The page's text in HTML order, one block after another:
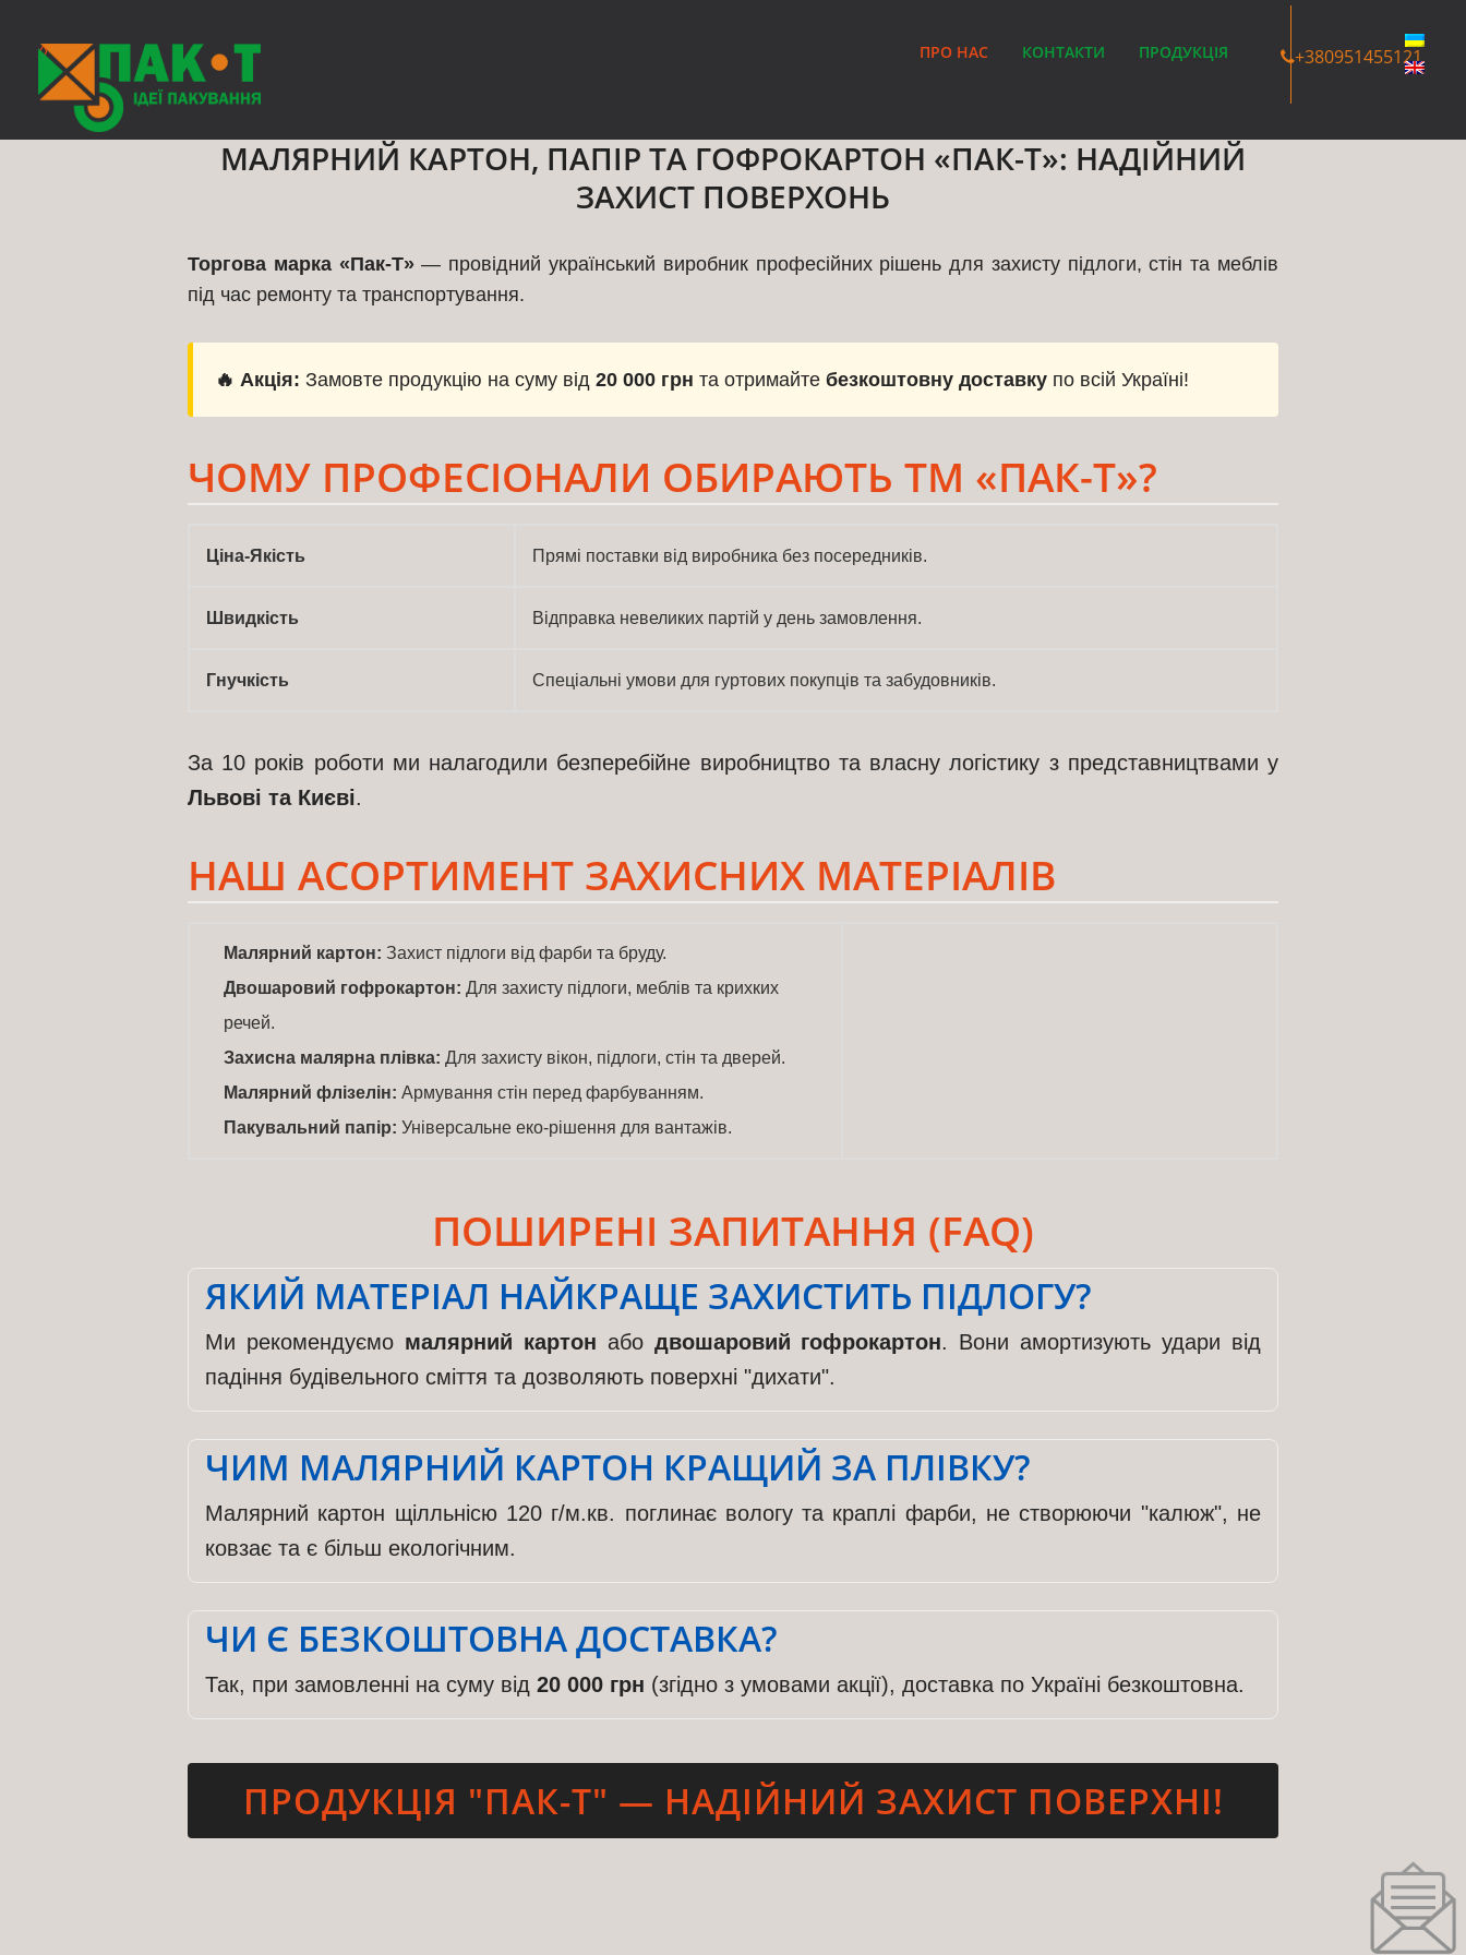
◊ ПРО НАС КОНТАКТИ ПРОДУКЦІЯ +380951455121
МАЛЯРНИЙ КАРТОН, ПАПІР ТА ГОФРОКАРТОН «ПАК-Т»: НАДІЙНИЙ
ЗАХИСТ ПОВЕРХОНЬ
Торгова марка «Пак-Т»— провідний український виробник професійних рішень для захисту підлоги, стін та меблів
під час ремонту та транспортування.
🔥 Акція: Замовте продукцію на суму від 20 000 грн та отримайте безкоштовну доставку по всій Україні!
ЧОМУ ПРОФЕСІОНАЛИ ОБИРАЮТЬ ТМ «ПАК-Т»?
Ціна-Якість Прямі поставки від виробника без посередників.
Швидкість Відправка невеликих партій у день замовлення.
Гнучкість Спеціальні умови для гуртових покупців та забудовників.
За 10 років роботи ми налагодили безперебійне виробництво та власну логістику з представництвами у
Львові та Києві.
НАШ АСОРТИМЕНТ ЗАХИСНИХ МАТЕРІАЛІВ
Малярний картон: Захист підлоги від фарби та бруду.
Двошаровий гофрокартон: Для захисту підлоги, меблів та крихких
речей.
Захисна малярна плівка: Для захисту вікон, підлоги, стін та дверей.
Малярний флізелін: Армування стін перед фарбуванням.
Пакувальний папір: Універсальне еко-рішення для вантажів.
ПОШИРЕНІ ЗАПИТАННЯ (FAQ)
ЯКИЙ МАТЕРІАЛ НАЙКРАЩЕ ЗАХИСТИТЬ ПІДЛОГУ?
Ми рекомендуємо малярний картон або двошаровий гофрокартон. Вони амортизують удари від
падіння будівельного сміття та дозволяють поверхні "дихати".
ЧИМ МАЛЯРНИЙ КАРТОН КРАЩИЙ ЗА ПЛІВКУ?
Малярний картон щілльнісю 120 г/м.кв. поглинає вологу та краплі фарби, не створюючи "калюж", не
ковзає та є більш екологічним.
ЧИ Є БЕЗКОШТОВНА ДОСТАВКА?
Так, при замовленні на суму від 20 000 грн (згідно з умовами акції), доставка по Україні безкоштовна.
ПРОДУКЦІЯ "ПАК-Т" — НАДІЙНИЙ ЗАХИСТ ПОВЕРХНІ!